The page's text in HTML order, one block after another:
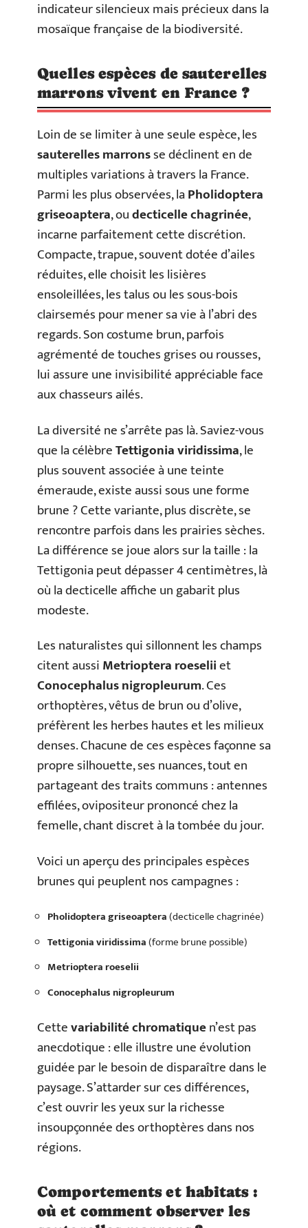
indicateur silencieux mais précieux dans la
mosaïque française de la biodiversité.
Quelles espèces de sauterelles
marrons vivent en France ?
Loin de se limiter à une seule espèce, les
sauterelles marronsse déclinent en de
multiples variations à travers la France.
Parmi les plus observées, laPholidoptera
griseoaptera, oudecticelle chagrinée,
incarne parfaitement cette discrétion.
Compacte, trapue, souvent dotée d’ailes
réduites, elle choisit les lisières
ensoleillées, les talus ou les sous-bois
clairsemés pour mener sa vie à l’abri des
regards. Son costume brun, parfois
agrémenté de touches grises ou rousses,
lui assure une invisibilité appréciable face
aux chasseurs ailés.
La diversité ne s’arrête pas là. Saviez-vous
que la célèbreTettigonia viridissima, le
plus souvent associée à une teinte
émeraude, existe aussi sous une forme
brune ? Cette variante, plus discrète, se
rencontre parfois dans les prairies sèches.
La différence se joue alors sur la taille : la
Tettigonia peut dépasser 4 centimètres, là
où la decticelle affiche un gabarit plus
modeste.
Les naturalistes qui sillonnent les champs
citent aussiMetrioptera roeseliiet
Conocephalus nigropleurum. Ces
orthoptères, vêtus de brun ou d’olive,
préfèrent les herbes hautes et les milieux
denses. Chacune de ces espèces façonne sa
propre silhouette, ses nuances, tout en
partageant des traits communs : antennes
effilées, ovipositeur prononcé chez la
femelle, chant discret à la tombée du jour.
Voici un aperçu des principales espèces
brunes qui peuplent nos campagnes :
Pholidoptera griseoaptera(decticelle chagrinée)
Tettigonia viridissima(forme brune possible)
Metrioptera roeselii
Conocephalus nigropleurum
Cettevariabilité chromatiquen’est pas
anecdotique : elle illustre une évolution
guidée par le besoin de disparaître dans le
paysage. S’attarder sur ces différences,
c’est ouvrir les yeux sur la richesse
insoupçonnée des orthoptères dans nos
régions.
Comportements et habitats :
où et comment observer les